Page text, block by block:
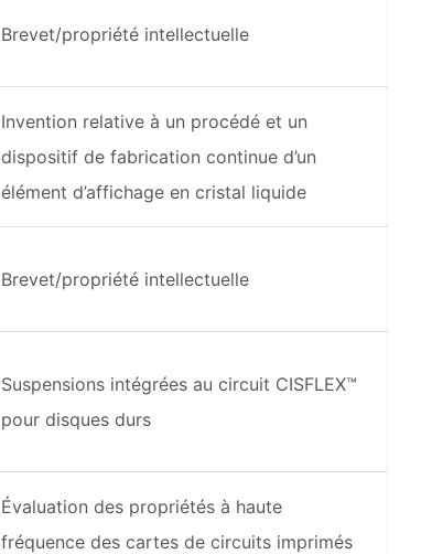
Brevet/propriété intellectuelle
Invention relative à un procédé et un
dispositif de fabrication continue d’un
élément d’affichage en cristal liquide
Brevet/propriété intellectuelle
Suspensions intégrées au circuit CISFLEX™
pour disques durs
Évaluation des propriétés à haute
fréquence des cartes de circuits imprimés